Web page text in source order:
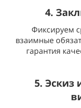
4.
Фиксируем
взаимные
гарантия
5. Эскиз